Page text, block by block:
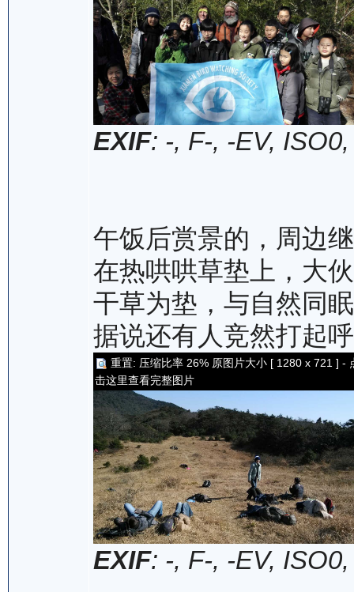
EXIF: -, F-, -EV,
午饭后赏景的，周边
在热哄哄草垫上，大
干草为垫，与自然同
据说还有人竞然打起
重置: 压缩比率 26% 原图片大小 [ 1280 x 721 ] -
击这里查看完整图片
EXIF: -, F-, -EV,